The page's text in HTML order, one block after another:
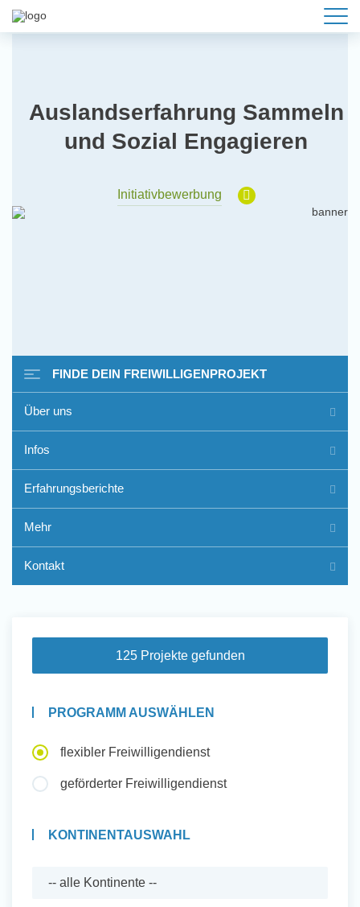
Auslandserfahrung Sammeln
und Sozial Engagieren
Initiativbewerbung
Freiwilligenarbeit im Ausland
- Erfahrungsberichte
Auslandserfahrung Sammeln
und Sozial Engagieren
Initiativbewerbung
FINDE DEIN FREIWILLIGENPROJEKT
Über uns
Infos
Erfahrungsberichte
Mehr
Kontakt
125 Projekte gefunden
PROGRAMM AUSWÄHLEN
flexibler Freiwilligendienst
geförderter Freiwilligendienst
KONTINENTAUSWAHL